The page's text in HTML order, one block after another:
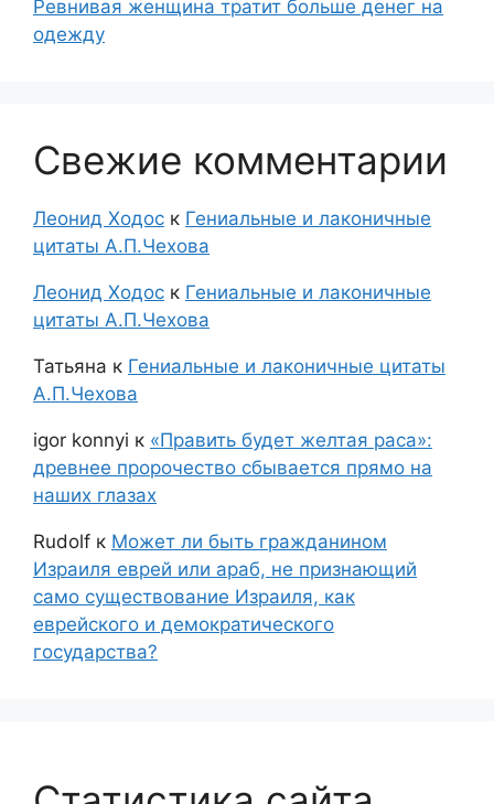
Ревнивая женщина тратит больше денег на
одежду
Свежие комментарии
Леонид Ходос к Гениальные и лаконичные
цитаты А.П.Чехова
Леонид Ходос к Гениальные и лаконичные
цитаты А.П.Чехова
Татьяна к Гениальные и лаконичные цитаты
А.П.Чехова
igor konnyi к «Править будет желтая раса»:
древнее пророчество сбывается прямо на
наших глазах
Rudolf к Может ли быть гражданином
Израиля еврей или араб, не признающий
само существование Израиля, как
еврейского и демократического
государства?